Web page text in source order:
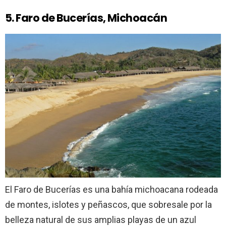
5. Faro de Bucerías, Michoacán
El Faro de Bucerías es una bahía michoacana rodeada
de montes, islotes y peñascos, que sobresale por la
belleza natural de sus amplias playas de un azul